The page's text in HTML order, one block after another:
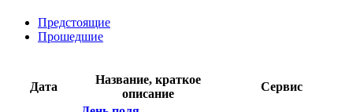
Предстоящие
Прошедшие
Дата
Название, краткое
описание
Сервис